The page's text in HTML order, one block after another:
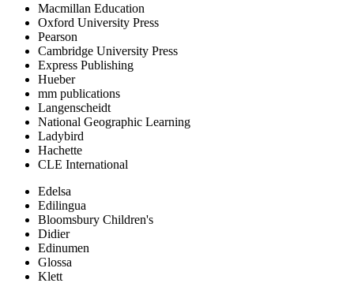
Macmillan Education
Oxford University Press
Pearson
Cambridge University Press
Express Publishing
Hueber
mm publications
Langenscheidt
National Geographic Learning
Ladybird
Hachette
CLE International
Edelsa
Edilingua
Bloomsbury Children's
Didier
Edinumen
Glossa
Klett